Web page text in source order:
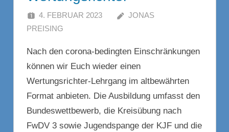
4. FEBRUAR 2023
JONAS
PREISING
Nach den corona-bedingten Einschränkungen
können wir Euch wieder einen
Wertungsrichter-Lehrgang im altbewährten
Format anbieten. Die Ausbildung umfasst den
Bundeswettbewerb, die Kreisübung nach
FwDV 3 sowie Jugendspange der KJF und die